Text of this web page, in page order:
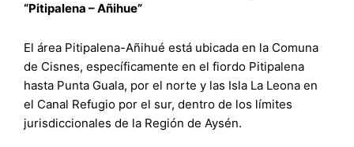
“Pitipalena – Añihue”
El área Pitipalena-Añihué está ubicada en la Comuna
de Cisnes, específicamente en el fiordo Pitipalena
hasta Punta Guala, por el norte y las Isla La Leona en
el Canal Refugio por el sur, dentro de los límites
jurisdiccionales de la Región de Aysén.